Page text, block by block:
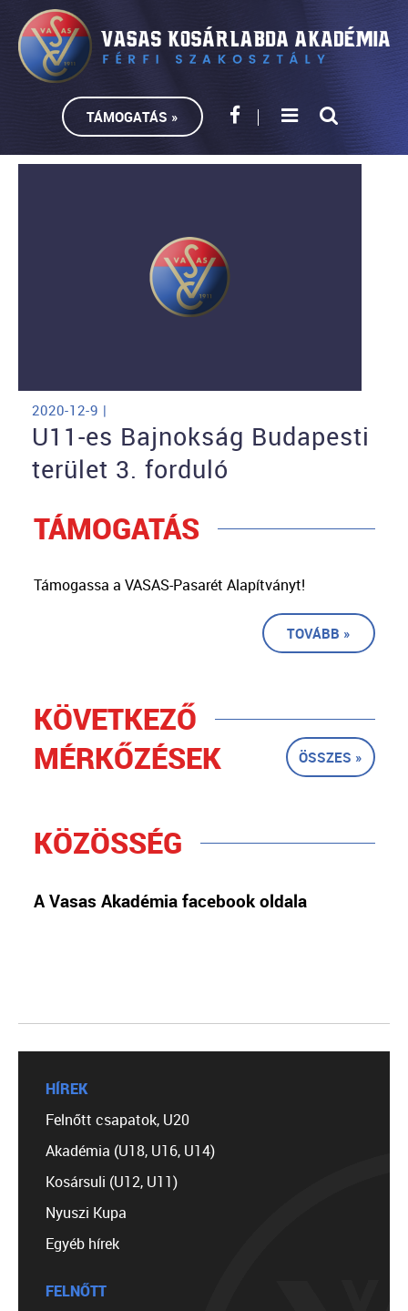
TÁMOGATÁS »
2020-12-9 |
U11-es Bajnokság Budapesti
terület 3. forduló
TÁMOGATÁS
Támogassa a VASAS-Pasarét Alapítványt!
TOVÁBB »
KÖVETKEZŐ
MÉRKŐZÉSEK
ÖSSZES »
KÖZÖSSÉG
A Vasas Akadémia facebook oldala
HÍREK
Felnőtt csapatok, U20
Akadémia (U18, U16, U14)
Kosársuli (U12, U11)
Nyuszi Kupa
Egyéb hírek
FELNŐTT